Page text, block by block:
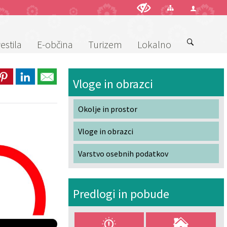
E-občina Turizem Lokalno
Vloge in obrazci
Okolje in prostor
Vloge in obrazci
Varstvo osebnih podatkov
Predlogi in pobude